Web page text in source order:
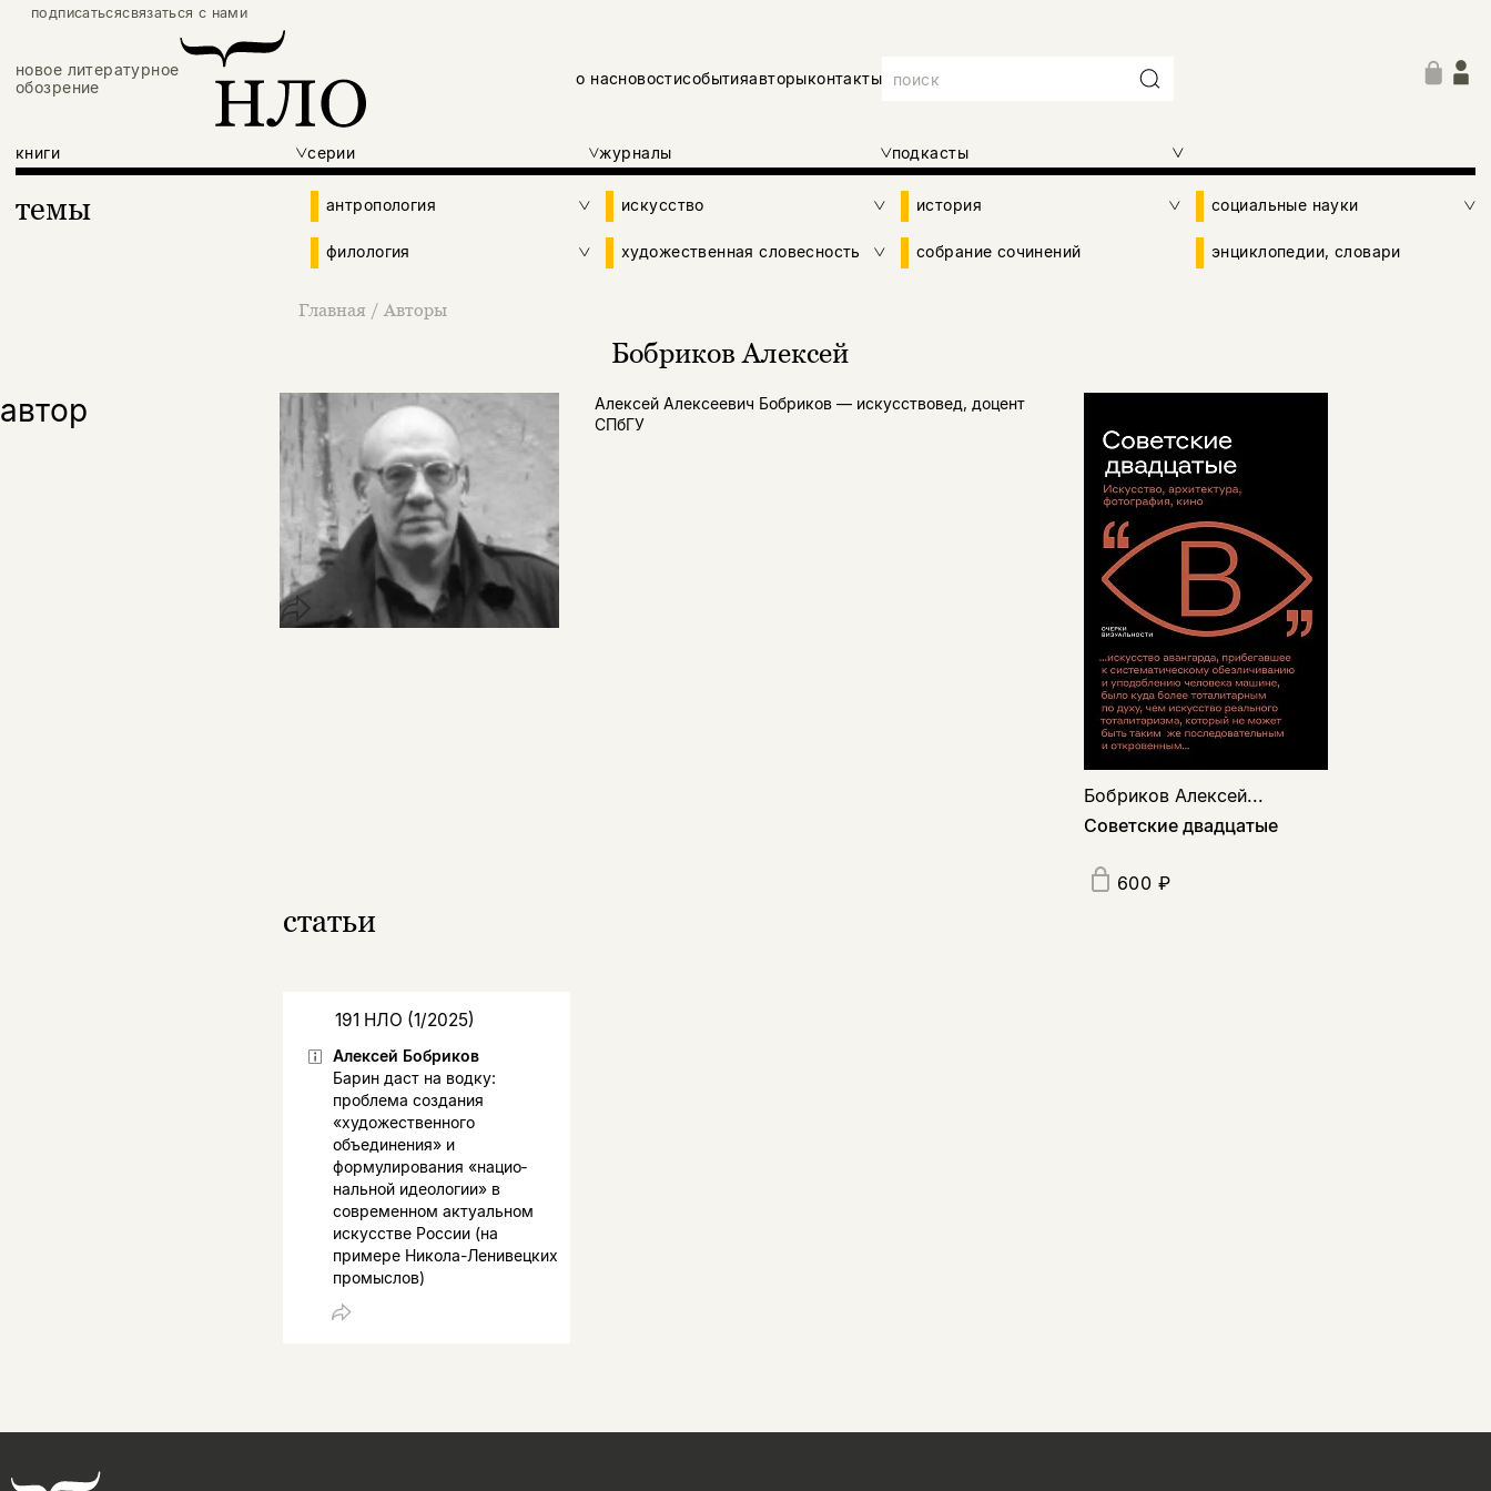
подписатьсясвязаться с нами
новое литературное
обозрение
о насновостисобытияавторыконтакты
книги серии журналы подкасты
темы антропология искусство история социальные науки
филология художественная словесность собрание сочинений энциклопедии, словари
Главная / Авторы
Бобриков Алексей
автор
Алексей Алексеевич Бобриков — искусствовед, доцент
СПбГУ
Бобриков Алексей...
Советские двадцатые
600 ₽
статьи
191 НЛО (1/2025)
Алексей Бобриков
Барин даст на водку:
проблема создания
«художественного
объединения» и
формулирования «нацио­
нальной идеологии» в
современном актуальном
искусстве России (на
примере Никола-­Ленивецких
промыслов)